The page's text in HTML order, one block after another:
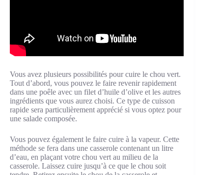
Vous avez plusieurs possibilités pour cuire le chou vert.
Tout d’abord, vous pouvez le faire revenir rapidement
dans une poêle avec un filet d’huile d’olive et les autres
ingrédients que vous aurez choisi. Ce type de cuisson
rapide sera particulièrement apprécié si vous optez pour
une salade composée.
Vous pouvez également le faire cuire à la vapeur. Cette
méthode se fera dans une casserole contenant un litre
d’eau, en plaçant votre chou vert au milieu de la
casserole. Laissez cuire jusqu’à ce que le chou soit